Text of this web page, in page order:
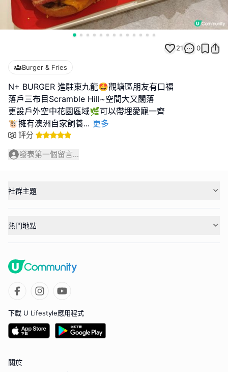
21 0
Burger & Fries
N+ BURGER 進駐東九龍🤩觀塘區朋友有口福
落戶三布目Scramble Hill~空間大又闊落
更設戶外空中花園區域🌿可以帶埋愛寵一齊
🐮擁有澳洲自家飼養... 更多
評分
發表第一個留言...
社群主題
熱門地點
下載 U Lifestyle應用程式
關於